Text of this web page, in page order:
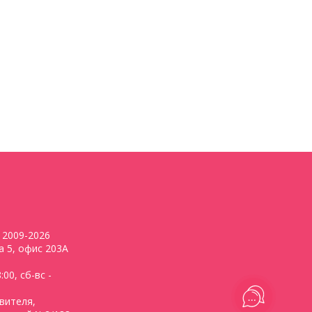
2026
5, офис 203А
сб-вс -